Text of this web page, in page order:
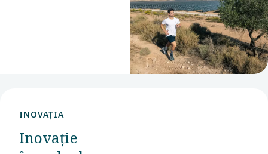
INOVAȚIA
Inovație